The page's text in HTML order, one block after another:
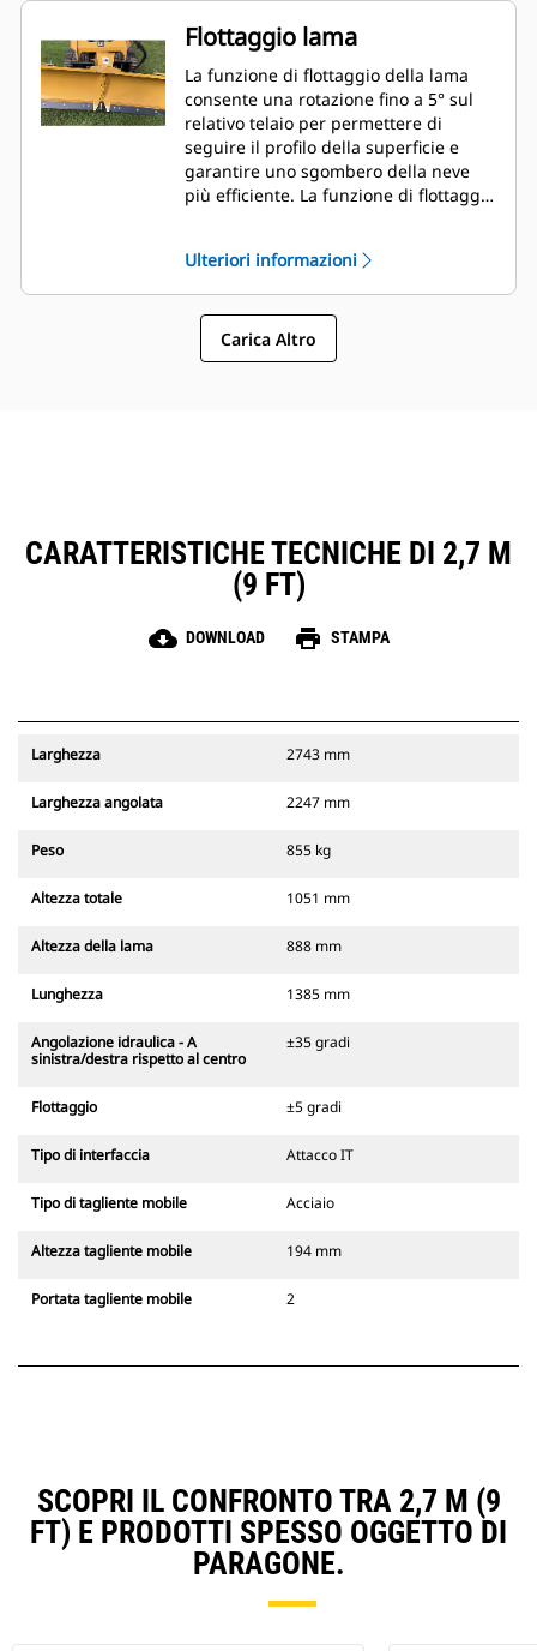
Flottaggio lama
La funzione di flottaggio della lama
consente una rotazione fino a 5° sul
relativo telaio per permettere di
seguire il profilo della superficie e
garantire uno sgombero della neve
più efficiente. La funzione di flottaggio
Ulteriori informazioni
Carica Altro
CARATTERISTICHE TECNICHE DI 2,7 M
(9 FT)
cloud_download DOWNLOAD print STAMPA
Larghezza 2743 mm
Larghezza angolata 2247 mm
Peso 855 kg
Altezza totale 1051 mm
Altezza della lama 888 mm
Lunghezza 1385 mm
Angolazione idraulica - A
sinistra/destra rispetto al centro
±35 gradi
Flottaggio ±5 gradi
Tipo di interfaccia Attacco IT
Tipo di tagliente mobile Acciaio
Altezza tagliente mobile 194 mm
Portata tagliente mobile 2
SCOPRI IL CONFRONTO TRA 2,7 M (9
FT) E PRODOTTI SPESSO OGGETTO DI
PARAGONE.